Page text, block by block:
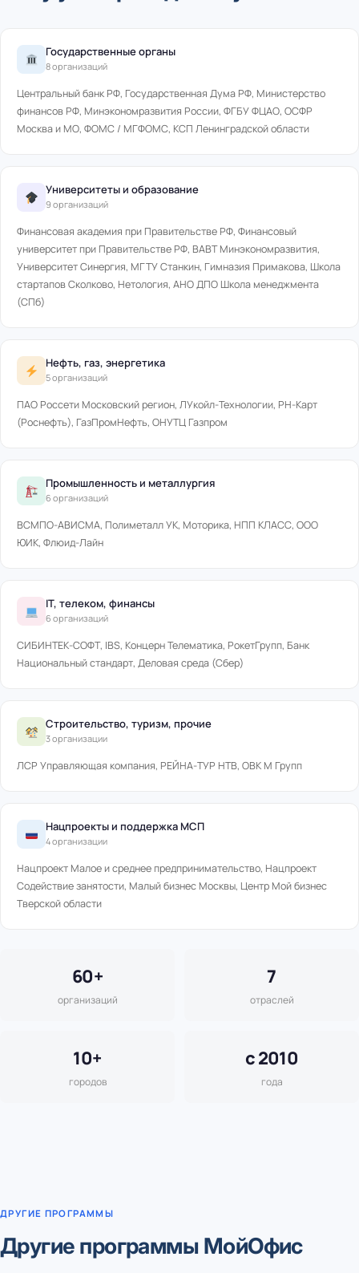
Государственные органы
8 организаций
Центральный банк РФ, Государственная Дума РФ, Министерство
финансов РФ, Минэкономразвития России, ФГБУ ФЦАО, ОСФР
Москва и МО, ФОМС / МГФОМС, КСП Ленинградской области
Университеты и образование
9 организаций
Финансовая академия при Правительстве РФ, Финансовый
университет при Правительстве РФ, ВАВТ Минэкономразвития,
Университет Синергия, МГТУ Станкин, Гимназия Примакова, Школа
стартапов Сколково, Нетология, АНО ДПО Школа менеджмента
(СПб)
Нефть, газ, энергетика
5 организаций
ПАО Россети Московский регион, ЛУкойл-Технологии, РН-Карт
(Роснефть), ГазПромНефть, ОНУТЦ Газпром
Промышленность и металлургия
6 организаций
ВСМПО-АВИСМА, Полиметалл УК, Моторика, НПП КЛАСС, ООО
ЮИК, Флюид-Лайн
IT, телеком, финансы
6 организаций
СИБИНТЕК-СОФТ, IBS, Концерн Телематика, РокетГрупп, Банк
Национальный стандарт, Деловая среда (Сбер)
Строительство, туризм, прочие
3 организации
ЛСР Управляющая компания, РЕЙНА-ТУР НТВ, ОВК М Групп
Нацпроекты и поддержка МСП
4 организации
Нацпроект Малое и среднее предпринимательство, Нацпроект
Содействие занятости, Малый бизнес Москвы, Центр Мой бизнес
Тверской области
60+
организаций
7
отраслей
10+
городов
с 2010
года
ДРУГИЕ ПРОГРАММЫ
Другие программы МойОфис